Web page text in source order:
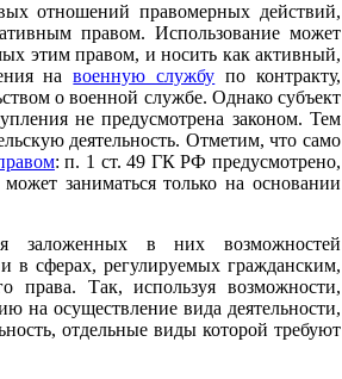
отношений правомерных действий,
правом. Использование может
этим правом, и носить как активный,
навоенную службу по контракту,
о военной службе. Однако субъект
не предусмотрена законом. Тем
деятельность. Отметим, что само
: п. 1 ст. 49 ГК РФ предусмотрено,
заниматься только на основании
заложенных в них возможностей
в сферах, регулируемых гражданским,
Так, используя возможности,
на осуществление вида деятельности,
отдельные виды которой требуют